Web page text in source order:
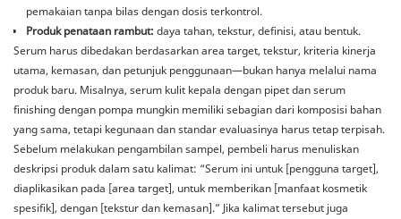
pemakaian tanpa bilas dengan dosis terkontrol.
Produk penataan rambut: daya tahan, tekstur, definisi, atau bentuk.
Serum harus dibedakan berdasarkan area target, tekstur, kriteria kinerja
utama, kemasan, dan petunjuk penggunaan—bukan hanya melalui nama
produk baru. Misalnya, serum kulit kepala dengan pipet dan serum
finishing dengan pompa mungkin memiliki sebagian dari komposisi bahan
yang sama, tetapi kegunaan dan standar evaluasinya harus tetap terpisah.
Sebelum melakukan pengambilan sampel, pembeli harus menuliskan
deskripsi produk dalam satu kalimat: “Serum ini untuk [pengguna target],
diaplikasikan pada [area target], untuk memberikan [manfaat kosmetik
spesifik], dengan [tekstur dan kemasan].” Jika kalimat tersebut juga